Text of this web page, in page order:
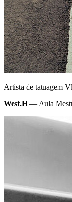
Artista de tatuagem
West.H— Aula